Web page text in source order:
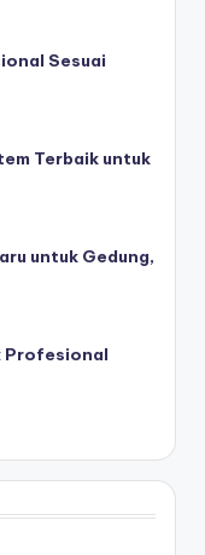
Sesuai
Terbaik untuk
untuk Gedung,
Profesional